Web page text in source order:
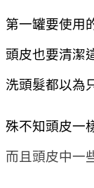
第一罐要使用
頭皮也要清潔
洗頭髮都以為
殊不知頭皮一
而且頭皮中一